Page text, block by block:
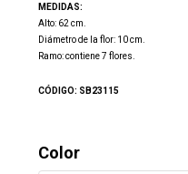
MEDIDAS:
Alto: 62 cm.
Diámetro de la flor: 10 cm.
Ramo: contiene 7 flores.
CÓDIGO: SB23115
Color